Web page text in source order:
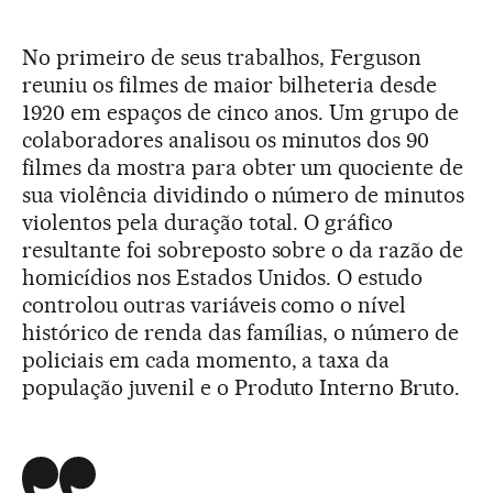
No primeiro de seus trabalhos, Ferguson
reuniu os filmes de maior bilheteria desde
1920 em espaços de cinco anos. Um grupo de
colaboradores analisou os minutos dos 90
filmes da mostra para obter um quociente de
sua violência dividindo o número de minutos
violentos pela duração total. O gráfico
resultante foi sobreposto sobre o da razão de
homicídios nos Estados Unidos. O estudo
controlou outras variáveis como o nível
histórico de renda das famílias, o número de
policiais em cada momento, a taxa da
população juvenil e o Produto Interno Bruto.